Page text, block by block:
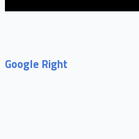
Google Right